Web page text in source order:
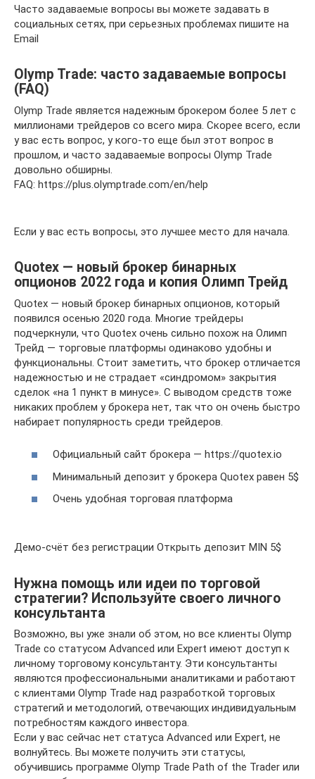
Часто задаваемые вопросы вы можете задавать в
социальных сетях, при серьезных проблемах пишите на
Email
Olymp Trade: часто задаваемые вопросы
(FAQ)
Olymp Trade является надежным брокером более 5 лет с
миллионами трейдеров со всего мира. Скорее всего, если
у вас есть вопрос, у кого-то еще был этот вопрос в
прошлом, и часто задаваемые вопросы Olymp Trade
довольно обширны.
FAQ: https://plus.olymptrade.com/en/help
Если у вас есть вопросы, это лучшее место для начала.
Quotex — новый брокер бинарных
опционов 2022 года и копия Олимп Трейд
Quotex — новый брокер бинарных опционов, который
появился осенью 2020 года. Многие трейдеры
подчеркнули, что Quotex очень сильно похож на Олимп
Трейд — торговые платформы одинаково удобны и
функциональны. Стоит заметить, что брокер отличается
надежностью и не страдает «синдромом» закрытия
сделок «на 1 пункт в минусе». С выводом средств тоже
никаких проблем у брокера нет, так что он очень быстро
набирает популярность среди трейдеров.
Официальный сайт брокера — https://quotex.io
Минимальный депозит у брокера Quotex равен 5$
Очень удобная торговая платформа
Демо-счёт без регистрации Открыть депозит MIN 5$
Нужна помощь или идеи по торговой
стратегии? Используйте своего личного
консультанта
Возможно, вы уже знали об этом, но все клиенты Olymp
Trade со статусом Advanced или Expert имеют доступ к
личному торговому консультанту. Эти консультанты
являются профессиональными аналитиками и работают
с клиентами Olymp Trade над разработкой торговых
стратегий и методологий, отвечающих индивидуальным
потребностям каждого инвестора.
Если у вас сейчас нет статуса Advanced или Expert, не
волнуйтесь. Вы можете получить эти статусы,
обучившись программе Olymp Trade Path of the Trader или